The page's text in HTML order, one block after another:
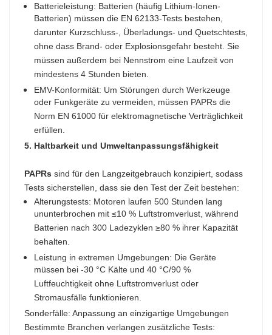
Batterieleistung: Batterien (häufig Lithium-Ionen-
Batterien) müssen die EN 62133-Tests bestehen,
darunter Kurzschluss-, Überladungs- und Quetschtests,
ohne dass Brand- oder Explosionsgefahr besteht. Sie
müssen außerdem bei Nennstrom eine Laufzeit von
mindestens 4 Stunden bieten.​
EMV-Konformität: Um Störungen durch Werkzeuge
oder Funkgeräte zu vermeiden, müssen PAPRs die
Norm EN 61000 für elektromagnetische Verträglichkeit
erfüllen.​
5. Haltbarkeit und Umweltanpassungsfähigkeit
PAPRs sind für den Langzeitgebrauch konzipiert, sodass
Tests sicherstellen, dass sie den Test der Zeit bestehen:​
Alterungstests: Motoren laufen 500 Stunden lang
ununterbrochen mit ≤10 % Luftstromverlust, während
Batterien nach 300 Ladezyklen ≥80 % ihrer Kapazität
behalten.​
Leistung in extremen Umgebungen: Die Geräte
müssen bei -30 °C Kälte und 40 °C/90 %
Luftfeuchtigkeit ohne Luftstromverlust oder
Stromausfälle funktionieren.​
Sonderfälle: Anpassung an einzigartige Umgebungen​
Bestimmte Branchen verlangen zusätzliche Tests:​